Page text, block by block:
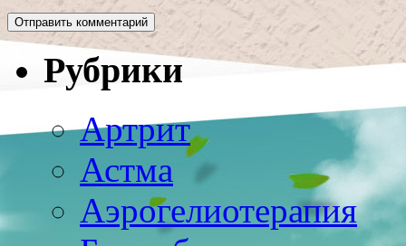
Рубрики
Артрит
Астма
Аэрогелиотерапия